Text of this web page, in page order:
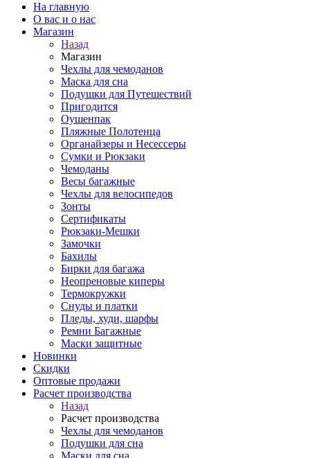
На главную
О вас и о нас
Магазин
Назад
Магазин
Чехлы для чемоданов
Маска для сна
Подушки для Путешествий
Пригодится
Оушенпак
Пляжные Полотенца
Органайзеры и Несессеры
Сумки и Рюкзаки
Чемоданы
Весы багажные
Чехлы для велосипедов
Зонты
Сертификаты
Рюкзаки-Мешки
Замочки
Бахилы
Бирки для багажа
Неопреновые киперы
Термокружки
Снуды и платки
Пледы, худи, шарфы
Ремни Багажные
Маски защитные
Новинки
Скидки
Оптовые продажи
Расчет производства
Назад
Расчет производства
Чехлы для чемоданов
Подушки для сна
Маски для сна